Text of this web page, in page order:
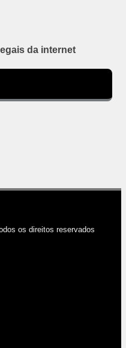
da internet
os direitos reservados